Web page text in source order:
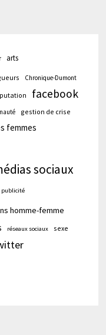
arts
Chronique-Dumont
facebook
gestion de crise
femmes
sociaux
publicité
homme-femme
réseaux sociaux sexe